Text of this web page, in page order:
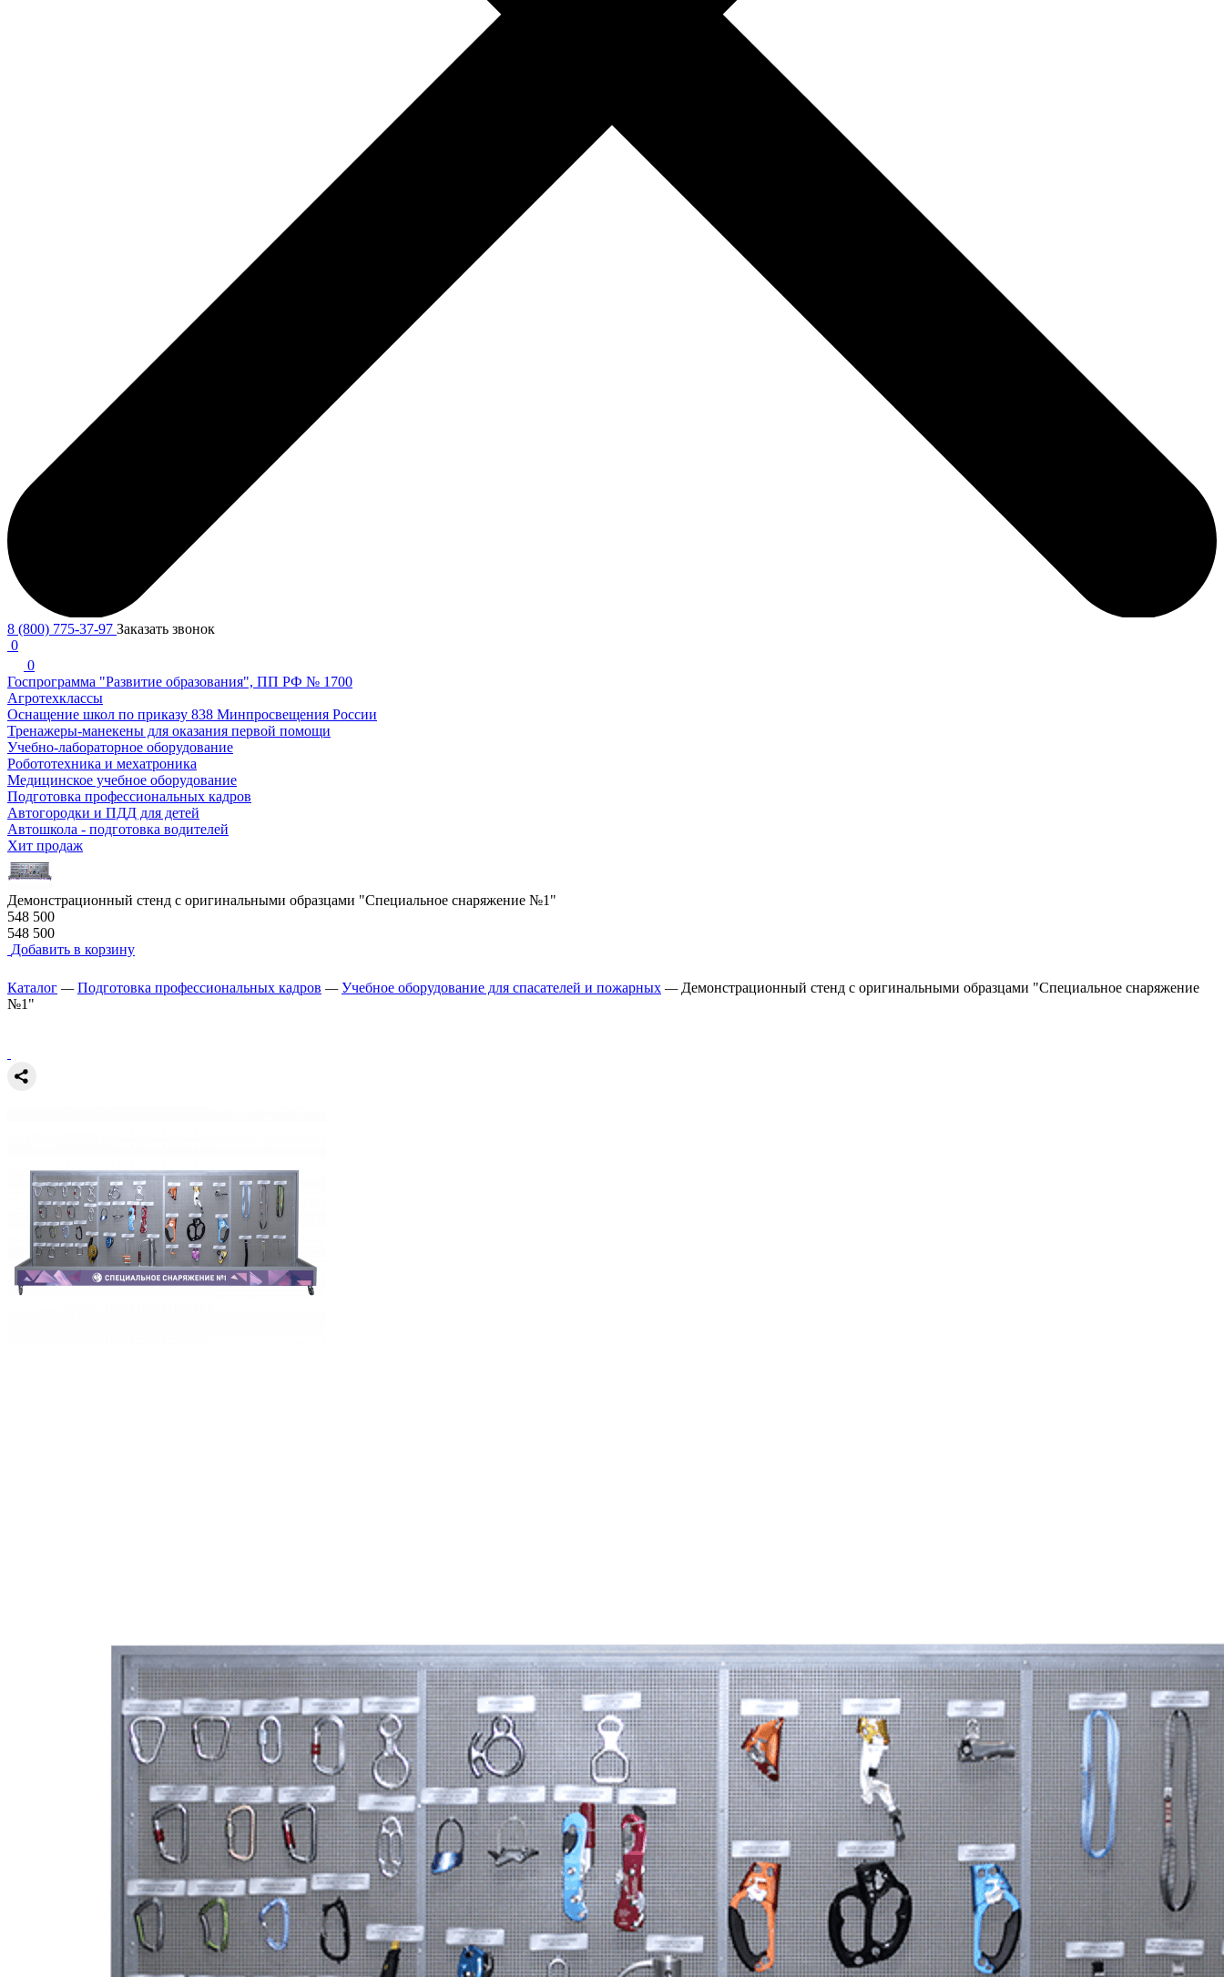
8 (800) 775-37-97 Заказать звонок
0
0
Госпрограмма "Развитие образования", ПП РФ № 1700
Агротехклассы
Оснащение школ по приказу 838 Минпросвещения России
Тренажеры-манекены для оказания первой помощи
Учебно-лабораторное оборудование
Робототехника и мехатроника
Медицинское учебное оборудование
Подготовка профессиональных кадров
Автогородки и ПДД для детей
Автошкола - подготовка водителей
Хит продаж
Демонстрационный стенд с оригинальными образцами "Специальное снаряжение №1"
548 500
548 500
Добавить в корзину
Каталог —Подготовка профессиональных кадров —Учебное оборудование для спасателей и пожарных — Демонстрационный стенд с оригинальными образцами "Специальное снаряжение
№1"